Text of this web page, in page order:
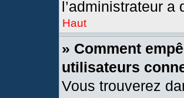
l’administrateur
Haut
» Comment
utilisateurs
Vous trouverez